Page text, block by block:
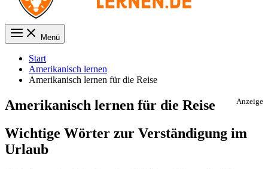
Menü
Start
Amerikanisch lernen
Amerikanisch lernen für die Reise
Anzeige
Amerikanisch lernen für die Reise
Wichtige Wörter zur Verständigung im
Urlaub